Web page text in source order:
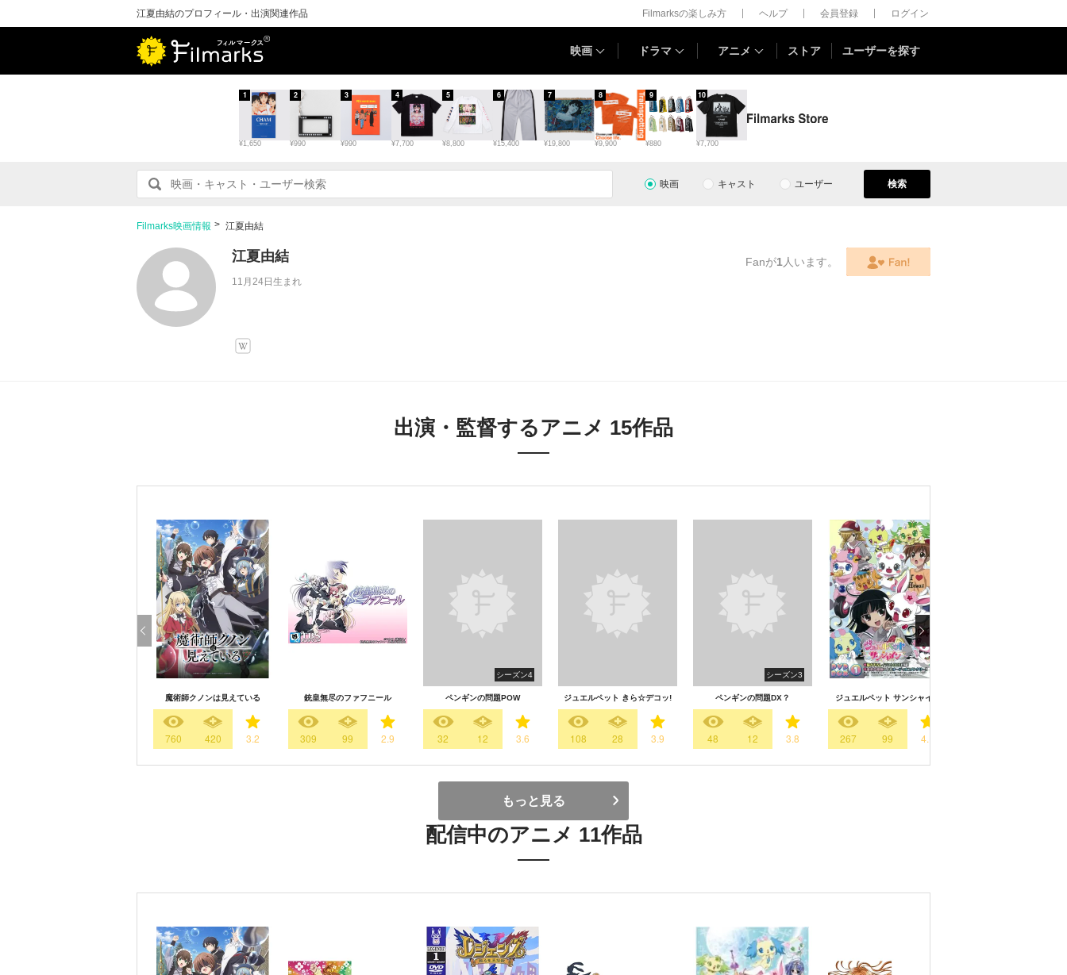
江夏由結のプロフィール・出演関連作品 Filmarksの楽しみ方 ヘルプ 会員登録 ログイン
映画 ドラマ アニメ ストア ユーザーを探す
¥1,650
1
¥990
2
¥990
3
¥7,700
4
¥8,800
5
¥15,400
6
¥19,800
7
¥9,900
8
¥880
9
¥7,700
10
映画 キャスト ユーザー 検索
Filmarks映画情報 江夏由結
江夏由結
11月24日生まれ
Fanが1 人います。
出演・監督するアニメ 15作品
魔術師クノンは見えている
760 420 3.2
銃皇無尽のファフニール
309 99 2.9
シーズン4
ペンギンの問題POW
32 12 3.6
ジュエルペット きら☆デコッ!
108 28 3.9
シーズン3
ペンギンの問題DX？
48 12 3.8
ジュエルペット サンシャイン
267 99 4.1
もっと見る
配信中のアニメ 11作品